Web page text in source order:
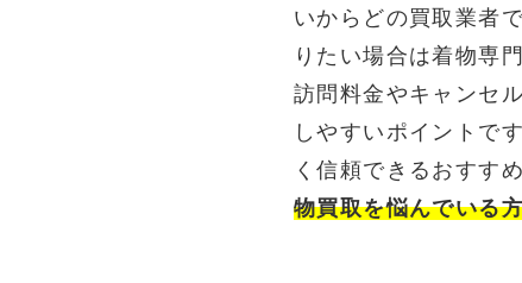
いからどの買取業者
りたい場合は着物専
訪問料金やキャンセ
しやすいポイントで
く信頼できるおすす
物買取を悩んでいる